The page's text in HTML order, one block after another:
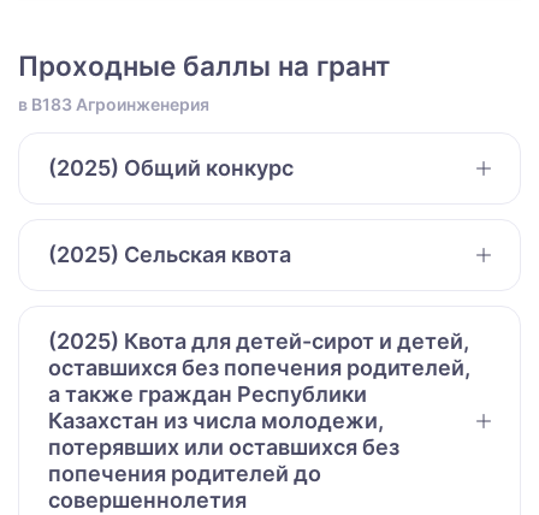
Проходные баллы на грант
в B183 Агроинженерия
(2025) Общий конкурс
(2025) Сельская квота
(2025) Квота для детей-сирот и детей,
оставшихся без попечения родителей,
а также граждан Республики
Казахстан из числа молодежи,
потерявших или оставшихся без
попечения родителей до
совершеннолетия